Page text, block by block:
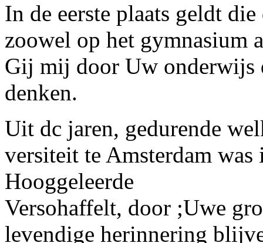
In de eerste plaats geldt
zoowel op het gymnasium
Gij mij door Uw onderwijs
denken.
Uit dc jaren, gedurende
versiteit te Amsterdam
Hooggeleerde
Versohaffelt, door ;Uwe
levendige herinnering